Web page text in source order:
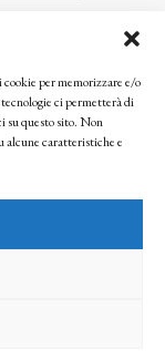
per memorizzare e/o
ci permetterà di
su questo sito. Non
alcune caratteristiche e
saranno trattate